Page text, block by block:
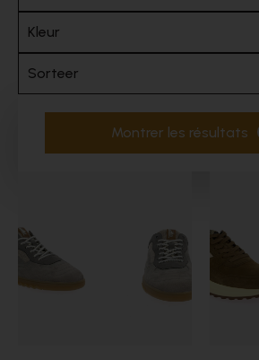
Kleur
Sorteer
Montrer les résultats